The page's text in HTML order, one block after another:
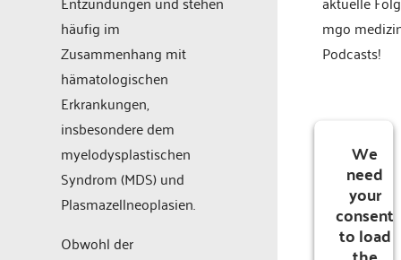
häufig im
Zusammenhang mit
hämatologischen
Erkrankungen,
insbesondere dem
myelodysplastischen
Syndrom (MDS) und
Plasmazellneoplasien.
Obwohl der
mgo
Podcasts!
We
need
your
consent
to load